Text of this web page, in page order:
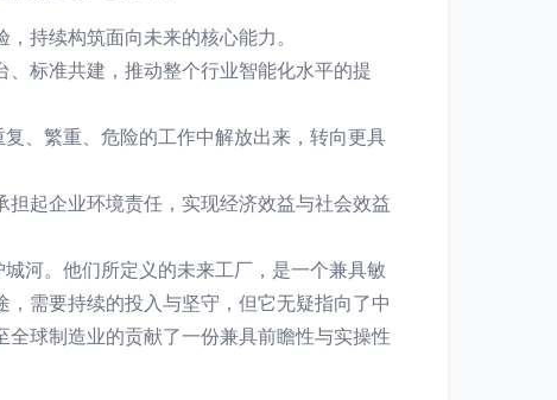
持续构筑面向未来的核心能力。
标准共建，推动整个行业智能化水平的提
、繁重、危险的工作中解放出来，转向更具
起企业环境责任，实现经济效益与社会效益
河。他们所定义的未来工厂，是一个兼具敏
需要持续的投入与坚守，但它无疑指向了中
全球制造业的贡献了一份兼具前瞻性与实操性